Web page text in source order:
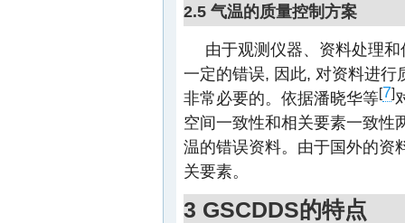
2.5 气温的质量控制方案
由于观测仪器、资料处理
一定的错误, 因此, 对资料进
非常必要的。依据潘晓华等[7]
空间一致性和相关要素一致性
温的错误资料。由于国外的资
关要素。
3 GSCDDS的特点